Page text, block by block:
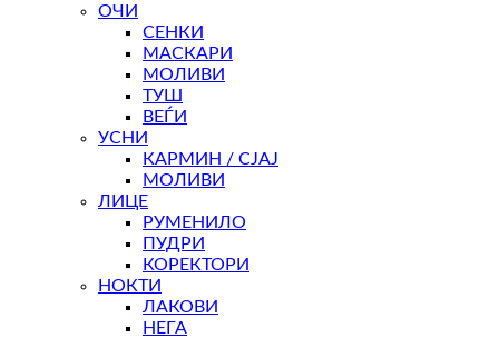
ОЧИ
СЕНКИ
МАСКАРИ
МОЛИВИ
ТУШ
ВЕЃИ
УСНИ
КАРМИН / СЈАЈ
МОЛИВИ
ЛИЦЕ
РУМЕНИЛО
ПУДРИ
КОРЕКТОРИ
НОКТИ
ЛАКОВИ
НЕГА